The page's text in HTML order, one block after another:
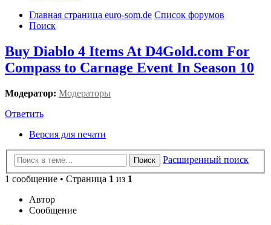
Главная страница euro-som.de Список форумов
Поиск
Buy Diablo 4 Items At D4Gold.com For
Compass to Carnage Event In Season 10
Модератор: Модераторы
Ответить
Версия для печати
Поиск
Расширенный поиск
1 сообщение • Страница 1 из 1
Автор
Сообщение